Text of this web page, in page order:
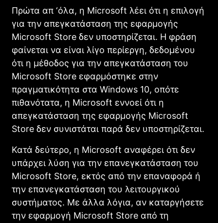
Πρώτα απ ‘όλα, η Microsoft λέει ότι η επιλογή
για την απεγκατάσταση της εφαρμογής
Microsoft Store δεν υποστηρίζεται. Η φράση
φαίνεται να είναι λίγο περίεργη, δεδομένου
ότι η μέθοδος για την απεγκατάσταση του
Microsoft Store εφαρμόστηκε στην
πραγματικότητα στα Windows 10, οπότε
πιθανότατα, η Microsoft εννοεί ότι η
απεγκατάσταση της εφαρμογής Microsoft
Store δεν συνιστάται παρά δεν υποστηρίζεται.
Κατά δεύτερο, η Microsoft αναφέρει ότι δεν
υπάρχει λύση για την επανεγκατάσταση του
Micrοsoft Store, εκτός από την επαναφορά ή
την επανεγκατάσταση του λειτουργικού
συστήματος. Με άλλα λόγια, αν καταργήσετε
την εφαρμογή Microsoft Store από τη